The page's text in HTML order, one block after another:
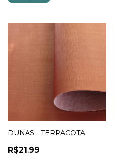
DUNAS - TERRACOTA
R$21,99